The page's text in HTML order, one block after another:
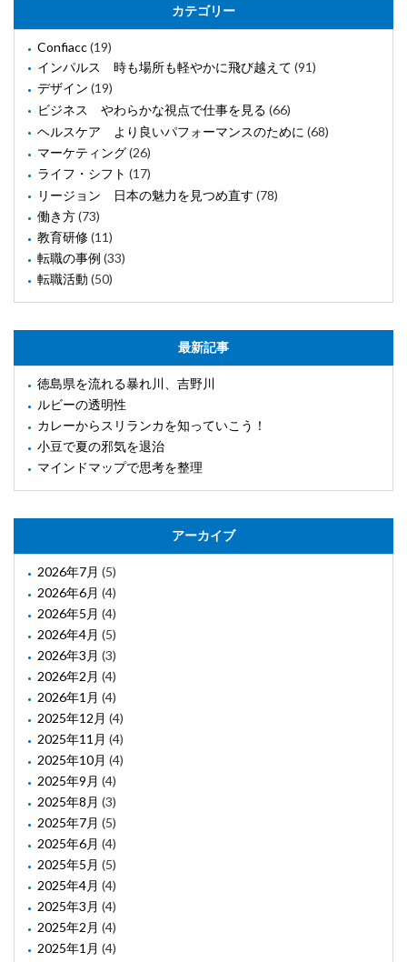
カテゴリー
Confiacc(19)
インパルス 時も場所も軽やかに飛び越えて (91)
デザイン (19)
ビジネス やわらかな視点で仕事を見る (66)
ヘルスケア より良いパフォーマンスのために (68)
マーケティング(26)
ライフ・シフト (17)
リージョン 日本の魅力を見つめ直す (78)
働き方(73)
教育研修(11)
転職の事例 (33)
転職活動 (50)
最新記事
徳島県を流れる暴れ川、吉野川
ルビーの透明性
カレーからスリランカを知っていこう！
小豆で夏の邪気を退治
マインドマップで思考を整理
アーカイブ
2026年7月 (5)
2026年6月 (4)
2026年5月 (4)
2026年4月 (5)
2026年3月 (3)
2026年2月 (4)
2026年1月 (4)
2025年12月 (4)
2025年11月 (4)
2025年10月 (4)
2025年9月 (4)
2025年8月 (3)
2025年7月 (5)
2025年6月 (4)
2025年5月 (5)
2025年4月 (4)
2025年3月 (4)
2025年2月 (4)
2025年1月 (4)